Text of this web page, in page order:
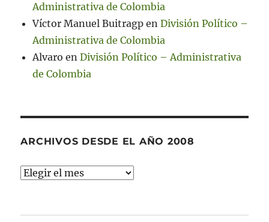
Administrativa de Colombia
Víctor Manuel Buitragp enDivisión Político –
Administrativa de Colombia
Alvaro enDivisión Político – Administrativa
de Colombia
ARCHIVOS DESDE EL AÑO 2008
Archivos